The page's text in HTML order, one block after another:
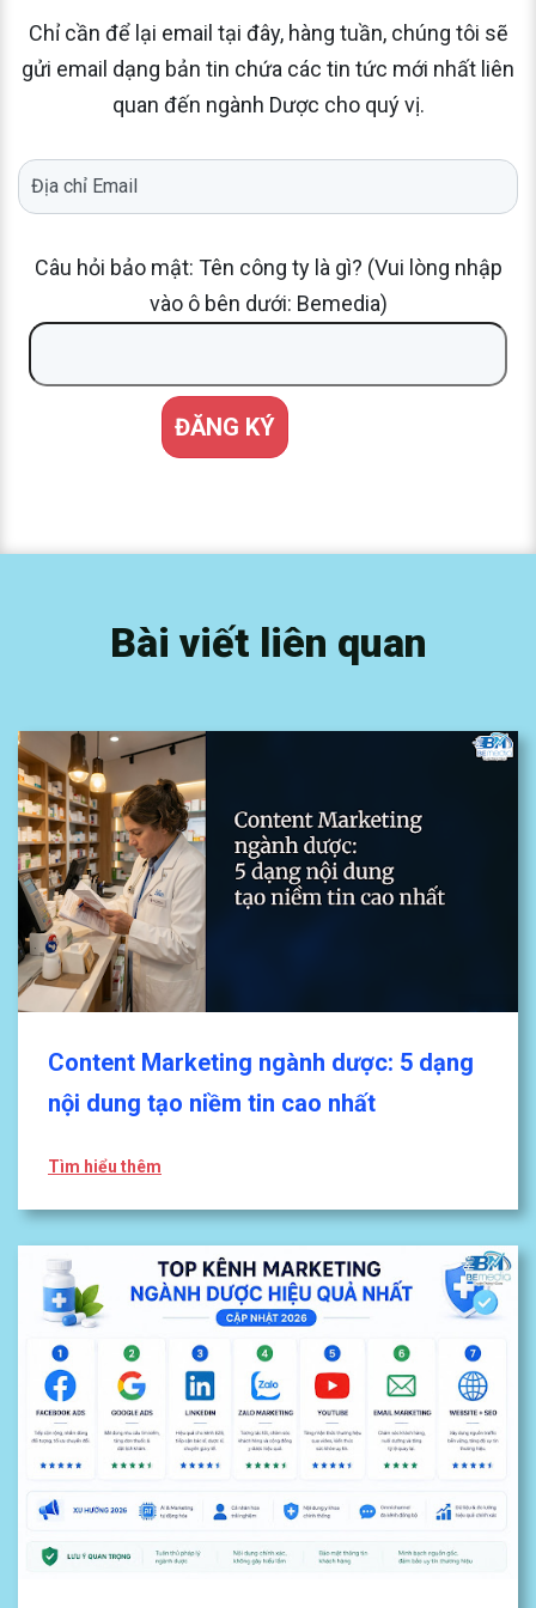
Chỉ cần để lại email tại đây, hàng tuần, chúng tôi sẽ
gửi email dạng bản tin chứa các tin tức mới nhất liên
quan đến ngành Dược cho quý vị.
Câu hỏi bảo mật: Tên công ty là gì? (Vui lòng nhập
vào ô bên dưới: Bemedia)
Bài viết liên quan
Content Marketing ngành dược: 5 dạng
nội dung tạo niềm tin cao nhất
Tìm hiểu thêm